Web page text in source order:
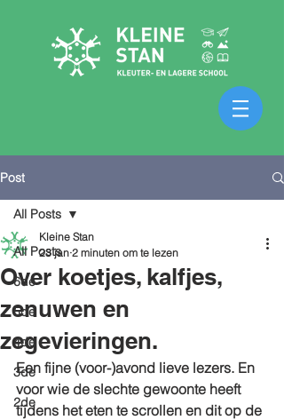
Post
All Posts
6de
5de
4de
3de
2de
All Posts
Over koetjes, kalfjes,
zenuwen en
zegevieringen.
Kleine Stan
23 jan 2 minuten om te lezen
Een fijne (voor-)avond lieve lezers. En
voor wie de slechte gewoonte heeft
tijdens het eten te scrollen en dit op de